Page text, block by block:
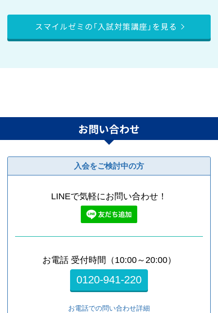
スマイルゼミの「入試対策講座」を見る
お問い合わせ
入会をご検討中の方
LINEで気軽にお問い合わせ！
お電話 受付時間（10:00～20:00）
0120-941-220
お電話での問い合わせ詳細